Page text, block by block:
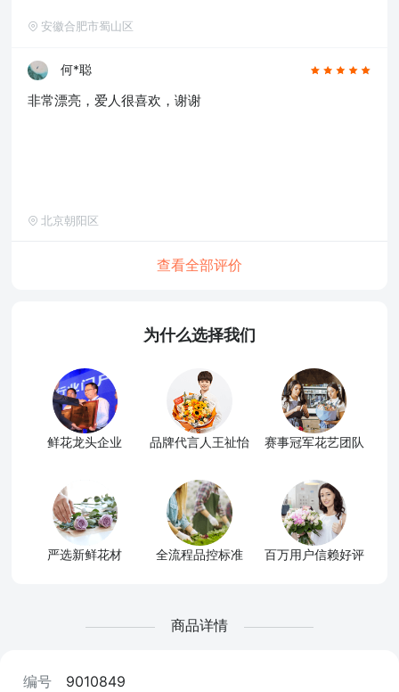
安徽合肥市蜀山区
何*聪
非常漂亮，爱人很喜欢，谢谢
北京朝阳区
查看全部评价
为什么选择我们
鲜花龙头企业 品牌代言人王祉怡 赛事冠军花艺团队
严选新鲜花材 全流程品控标准 百万用户信赖好评
商品详情
编号
9010849